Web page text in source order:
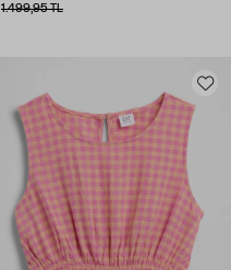
1.499,95 TL